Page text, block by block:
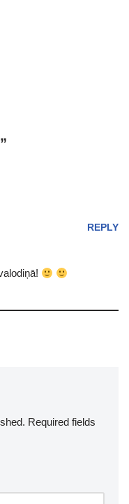
REPLY
Required fields